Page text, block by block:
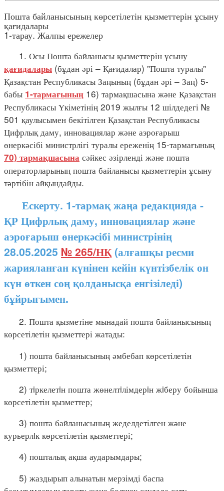
Пошта байланысының көрсетілетін қызметтерін ұсыну
қағидалары
1-тарау. Жалпы ережелер
1. Осы Пошта байланысы қызметтерін ұсыну
қағидалары (бұдан әрі – Қағидалар) "Пошта туралы"
Қазақстан Республикасы Заңының (бұдан әрі – Заң) 5-
бабы 1-тармағының 16) тармақшасына және Қазақстан
Республикасы Үкіметінің 2019 жылғы 12 шілдедегі №
501 қаулысымен бекітілген Қазақстан Республикасы
Цифрлық даму, инновациялар және аэроғарыш
өнеркәсібі министрлігі туралы ереженің 15-тармағының
70) тармақшасына сәйкес әзірленді және пошта
операторларының пошта байланысы қызметтерін ұсыну
тәртібін айқындайды.
Ескерту. 1-тармақ жаңа редакцияда -
ҚР Цифрлық даму, инновациялар және
аэроғарыш өнеркәсібі министрінің
28.05.2025 № 265/НҚ (алғашқы ресми
жарияланған күнінен кейін күнтізбелік он
күн өткен соң қолданысқа енгізіледі)
бұйрығымен.
2. Пошта қызметіне мынадай пошта байланысының
көрсетілетін қызметтері жатады:
1) пошта байланысының әмбебап көрсетілетін
қызметтері;
2) тiркелетiн пошта жөнелтiлімдерiн жiберу бойынша
көрсетілетін қызметтер;
3) пошта байланысының жеделдетілген және
курьерлiк көрсетілетін қызметтері;
4) пошталық ақша аударымдары;
5) жаздырып алынатын мерзімді баспа